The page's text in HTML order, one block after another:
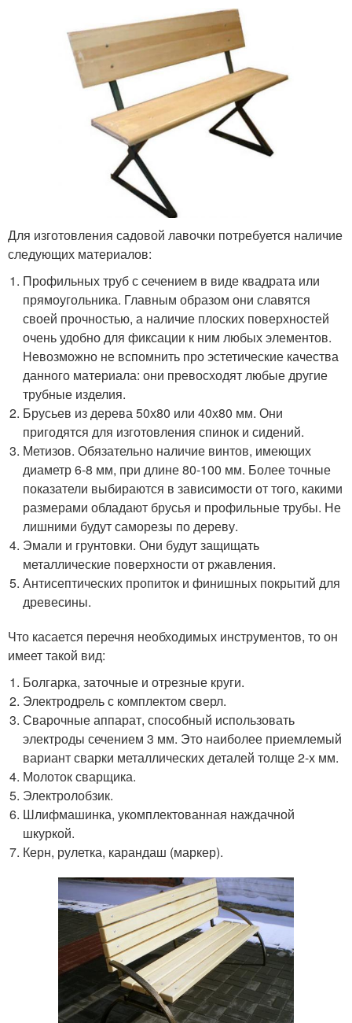
Для изготовления садовой лавочки потребуется наличие
следующих материалов:
Профильных труб с сечением в виде квадрата или
прямоугольника. Главным образом они славятся
своей прочностью, а наличие плоских поверхностей
очень удобно для фиксации к ним любых элементов.
Невозможно не вспомнить про эстетические качества
данного материала: они превосходят любые другие
трубные изделия.
Брусьев из дерева 50х80 или 40х80 мм. Они
пригодятся для изготовления спинок и сидений.
Метизов. Обязательно наличие винтов, имеющих
диаметр 6-8 мм, при длине 80-100 мм. Более точные
показатели выбираются в зависимости от того, какими
размерами обладают брусья и профильные трубы. Не
лишними будут саморезы по дереву.
Эмали и грунтовки. Они будут защищать
металлические поверхности от ржавления.
Антисептических пропиток и финишных покрытий для
древесины.
Что касается перечня необходимых инструментов, то он
имеет такой вид:
Болгарка, заточные и отрезные круги.
Электродрель с комплектом сверл.
Сварочные аппарат, способный использовать
электроды сечением 3 мм. Это наиболее приемлемый
вариант сварки металлических деталей толще 2-х мм.
Молоток сварщика.
Электролобзик.
Шлифмашинка, укомплектованная наждачной
шкуркой.
Керн, рулетка, карандаш (маркер).